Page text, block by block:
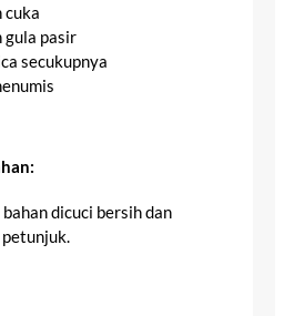
cuka
gula pasir
secukupnya
dicuci bersih dan